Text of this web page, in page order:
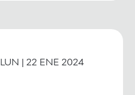
LUN | 22 ENE 2024